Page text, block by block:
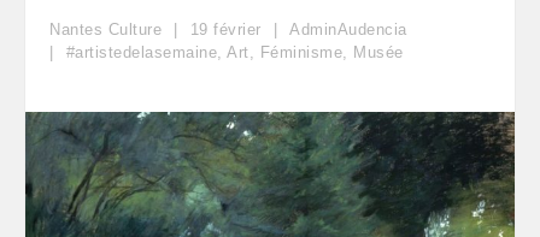
Nantes Culture 19 février
AdminAudencia
#artistedelasemaine, Art, Féminisme, Musée